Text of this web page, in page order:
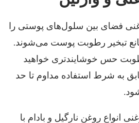
فضای بین سلول‌های پوستی را
تبخیر رطوبت پوست می‌شوند.
حس خوشایندتری خواهید
به شرط استفاده مداوم تا حد
انواع روغن نارگیل و بادام با